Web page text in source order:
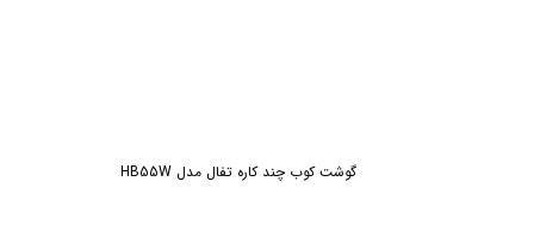
گوشت کوب چند کاره تفال مدل HB55W